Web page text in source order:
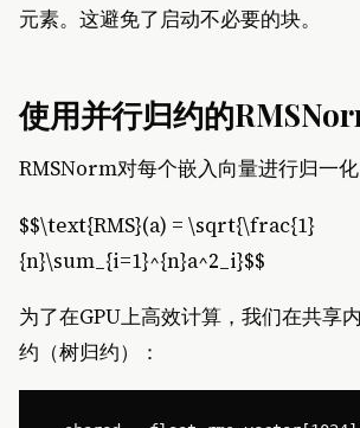
元素。这避免了启动不必要的块。
使用并行归约的
RMSNorm对每个嵌入向量进行归一化
$$\text{RMS}(a) = \sqrt{\frac{1}
{n}\sum_{i=1}^{n}a^2_i}$$
为了在GPU上高效计算，我们在共享
约（树归约）：